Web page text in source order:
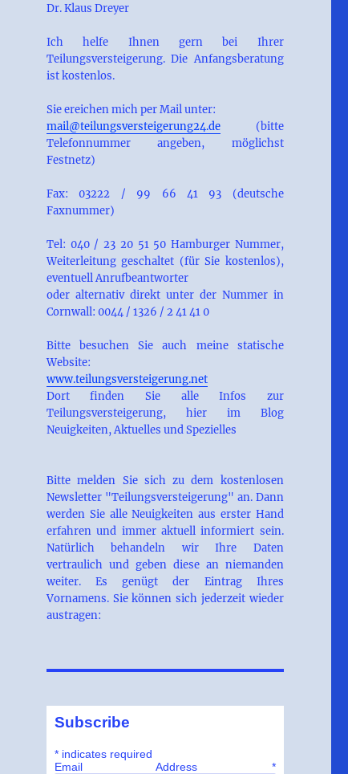
Dr. Klaus Dreyer
Ich helfe Ihnen gern bei Ihrer
Teilungsversteigerung. Die Anfangsberatung
ist kostenlos.
Sie ereichen mich per Mail unter:
mail@teilungsversteigerung24.de(bitte
Telefonnummer angeben, möglichst
Festnetz)
Fax: 03222 / 99 66 41 93 (deutsche
Faxnummer)
Tel: 040 / 23 20 51 50 Hamburger Nummer,
Weiterleitung geschaltet (für Sie kostenlos),
eventuell Anrufbeantworter
oder alternativ direkt unter der Nummer in
Cornwall: 0044 / 1326 / 2 41 41 0
Bitte besuchen Sie auch meine statische
Website:
www.teilungsversteigerung.net
Dort finden Sie alle Infos zur
Teilungsversteigerung, hier im Blog
Neuigkeiten, Aktuelles und Spezielles
Bitte melden Sie sich zu dem kostenlosen
Newsletter "Teilungsversteigerung" an. Dann
werden Sie alle Neuigkeiten aus erster Hand
erfahren und immer aktuell informiert sein.
Natürlich behandeln wir Ihre Daten
vertraulich und geben diese an niemanden
weiter. Es genügt der Eintrag Ihres
Vornamens. Sie können sich jederzeit wieder
austragen:
Subscribe
*indicates required
Email Address *